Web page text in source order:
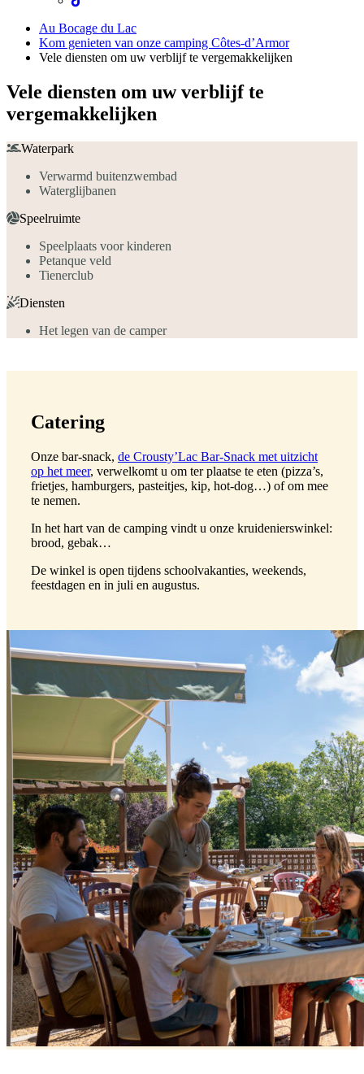
Au Bocage du Lac
Kom genieten van onze camping Côtes-d’Armor
Vele diensten om uw verblijf te vergemakkelijken
Vele diensten om uw verblijf te
vergemakkelijken
Waterpark
Verwarmd buitenzwembad
Waterglijbanen
Speelruimte
Speelplaats voor kinderen
Petanque veld
Tienerclub
Diensten
Het legen van de camper
Catering
Onze bar-snack, de Crousty’Lac Bar-Snack met uitzicht
op het meer, verwelkomt u om ter plaatse te eten (pizza’s,
frietjes, hamburgers, pasteitjes, kip, hot-dog…) of om mee
te nemen.
In het hart van de camping vindt u onze kruidenierswinkel:
brood, gebak…
De winkel is open tijdens schoolvakanties, weekends,
feestdagen en in juli en augustus.